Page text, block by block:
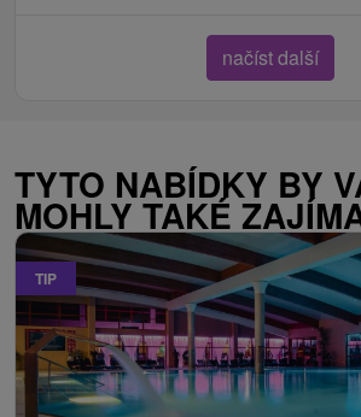
načíst další
TYTO NABÍDKY BY
MOHLY TAKÉ
TIP